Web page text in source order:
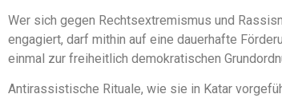
Wer sich gegen Rechtsextremismus und
engagiert, darf mithin auf eine dauerhafte
einmal zur freiheitlich demokratischen
Antirassistische Rituale, wie sie in Katar